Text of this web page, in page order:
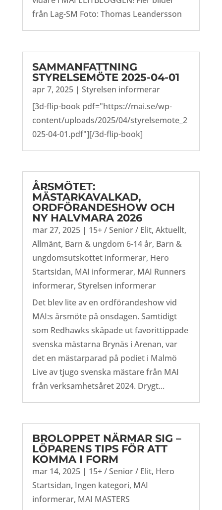
från Lag-SM Foto: Thomas Leandersson
SAMMANFATTNING
STYRELSEMÖTE 2025-04-01
apr 7, 2025| Styrelsen informerar
[3d-flip-book pdf="https://mai.se/wp-
content/uploads/2025/04/styrelsemote_2
025-04-01.pdf"][/3d-flip-book]
ÅRSMÖTET:
MÄSTARKAVALKAD,
ORDFÖRANDESHOW OCH
NY HALVMARA 2026
mar 27, 2025| 15+ / Senior / Elit, Aktuellt,
Allmänt, Barn & ungdom 6-14 år, Barn &
ungdomsutskottet informerar, Hero
Startsidan, MAI informerar, MAI Runners
informerar, Styrelsen informerar
Det blev lite av en ordförandeshow vid
MAI:s årsmöte på onsdagen. Samtidigt
som Redhawks skåpade ut favorittippade
svenska mästarna Brynäs i Arenan, var
det en mästarparad på podiet i Malmö
Live av tjugo svenska mästare från MAI
från verksamhetsåret 2024. Drygt...
BROLOPPET NÄRMAR SIG –
LÖPARENS TIPS FÖR ATT
KOMMA I FORM
mar 14, 2025| 15+ / Senior / Elit, Hero
Startsidan, Ingen kategori, MAI
informerar, MAI MASTERS